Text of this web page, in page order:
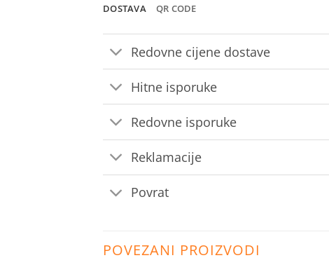
DOSTAVA QR CODE
Redovne cijene dostave
Hitne isporuke
Redovne isporuke
Reklamacije
Povrat
POVEZANI PROIZVODI